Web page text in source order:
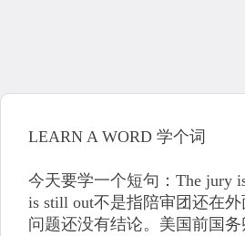
LEARN A WORD 学个词
今天要学一个短句：The jury
is still out不是指陪审团还在
问题还没有结论。美国前国